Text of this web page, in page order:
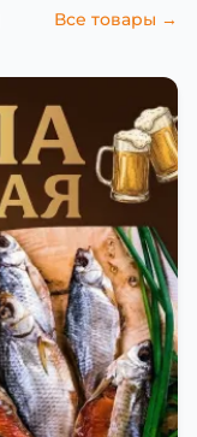
Все товары →